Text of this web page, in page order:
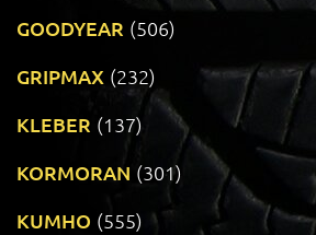
GOODYEAR (506)
GRIPMAX (232)
KLEBER (137)
KORMORAN (301)
KUMHO (555)